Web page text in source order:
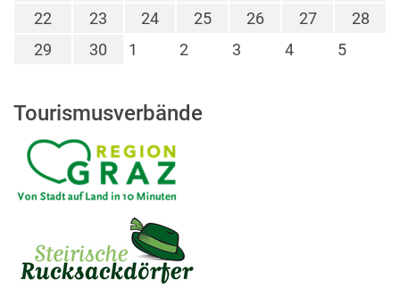
22
23 24 25 26 27
28
29
30 1 2 3 4 5
Tourismusverbände